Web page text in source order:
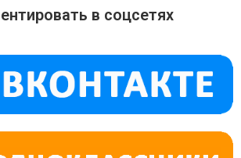
s
p
p
в соцсетях